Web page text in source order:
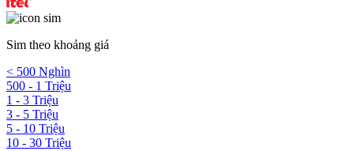
Sim theo khoảng giá
< 500 Nghìn
500 - 1 Triệu
1 - 3 Triệu
3 - 5 Triệu
5 - 10 Triệu
10 - 30 Triệu